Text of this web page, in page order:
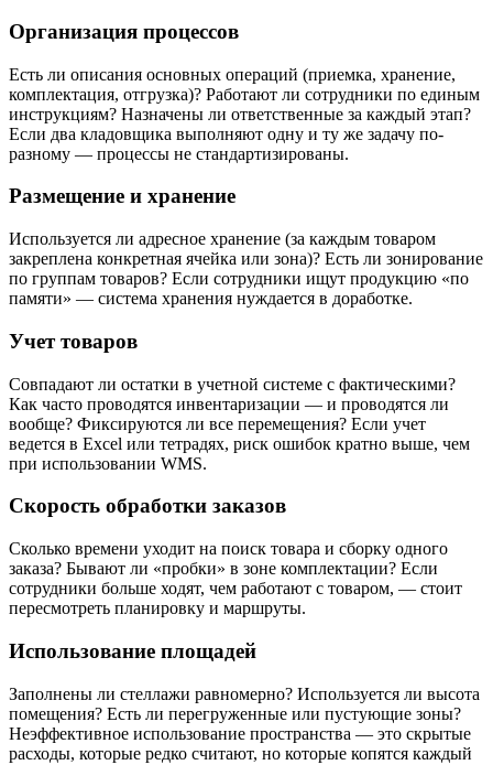
Организация процессов
Есть ли описания основных операций (приемка, хранение,
комплектация, отгрузка)? Работают ли сотрудники по единым
инструкциям? Назначены ли ответственные за каждый этап?
Если два кладовщика выполняют одну и ту же задачу по-
разному — процессы не стандартизированы.
Размещение и хранение
Используется ли адресное хранение (за каждым товаром
закреплена конкретная ячейка или зона)? Есть ли зонирование
по группам товаров? Если сотрудники ищут продукцию «по
памяти» — система хранения нуждается в доработке.
Учет товаров
Совпадают ли остатки в учетной системе с фактическими?
Как часто проводятся инвентаризации — и проводятся ли
вообще? Фиксируются ли все перемещения? Если учет
ведется в Excel или тетрадях, риск ошибок кратно выше, чем
при использовании WMS.
Скорость обработки заказов
Сколько времени уходит на поиск товара и сборку одного
заказа? Бывают ли «пробки» в зоне комплектации? Если
сотрудники больше ходят, чем работают с товаром, — стоит
пересмотреть планировку и маршруты.
Использование площадей
Заполнены ли стеллажи равномерно? Используется ли высота
помещения? Есть ли перегруженные или пустующие зоны?
Неэффективное использование пространства — это скрытые
расходы, которые редко считают, но которые копятся каждый